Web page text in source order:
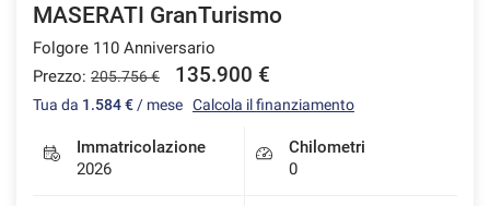
MASERATI GranTurismo
Folgore 110 Anniversario
Prezzo: 205.756 € 135.900 €
Tua da 1.584 € / mese Calcola il finanziamento
Immatricolazione
2026
Chilometri
0